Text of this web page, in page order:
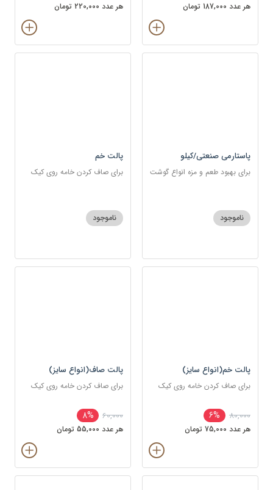
هر عدد 187,000 تومان هر عدد 220,000 تومان
پاستارمی صنعتی/کیلو
برای بهبود طعم و مزه انواع گوشت
ناموجود
پالت خم
برای صاف کردن خامه روی کیک
ناموجود
پالت خم(انواع سایز)
برای صاف کردن خامه روی کیک
80,000
6%
هر عدد 75,000 تومان
پالت صاف(انواع سایز)
برای صاف کردن خامه روی کیک
60,000
8%
هر عدد 55,000 تومان